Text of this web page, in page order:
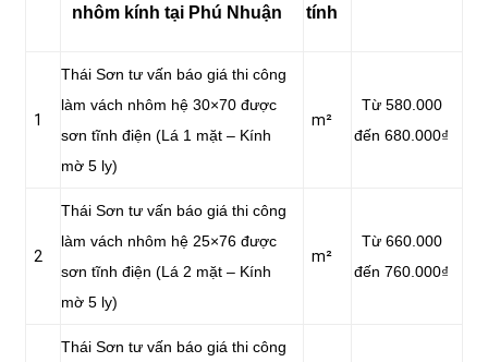
nhôm kính tại Phú Nhuận
tính
1
Thái Sơn tư vấn báo giá thi công
làm vách nhôm hệ 30×70 được
sơn tĩnh điện (Lá 1 mặt – Kính
mờ 5 ly)
m²
Từ 580.000
đến 680.000₫
2
Thái Sơn tư vấn báo giá thi công
làm vách nhôm hệ 25×76 được
sơn tĩnh điện (Lá 2 mặt – Kính
mờ 5 ly)
m²
Từ 660.000
đến 760.000₫
Thái Sơn tư vấn báo giá thi công